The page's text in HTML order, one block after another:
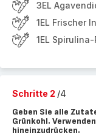
3EL
1EL Frischer
1EL
Schritte 2 /4
Geben Sie alle
Grünkohl.
hineinzudrücken.